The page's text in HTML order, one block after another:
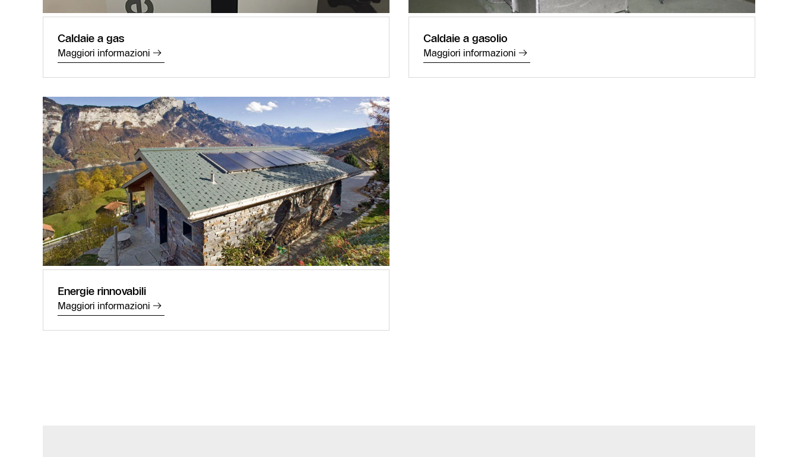
Caldaie a gas
Maggiori informazioni
Caldaie a gasolio
Maggiori informazioni
Energie rinnovabili
Maggiori informazioni
Contatto
assistenza
Ricerca dei